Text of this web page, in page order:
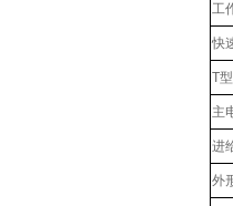
工
快
T
主
进
外